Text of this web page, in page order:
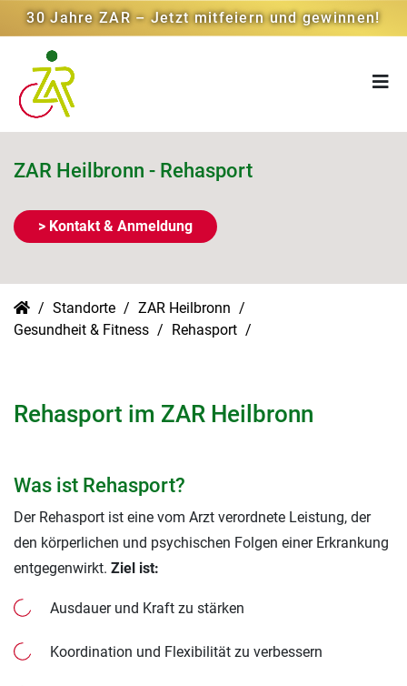
30 Jahre ZAR – Jetzt mitfeiern und gewinnen!
ZAR Heilbronn - Rehasport
> Kontakt & Anmeldung
Standorte
ZAR Heilbronn
Gesundheit & Fitness
Rehasport
Rehasport im ZAR Heilbronn
Was ist Rehasport?
Der Rehasport ist eine vom Arzt verordnete Leistung, der
den körperlichen und psychischen Folgen einer Erkrankung
entgegenwirkt. Ziel ist:
Ausdauer und Kraft zu stärken
Koordination und Flexibilität zu verbessern